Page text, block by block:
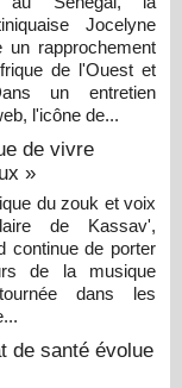
Jocelyne
un rapprochement
de l'Ouest et
un entretien
l'icône de...
de vivre
»
du zouk et voix
de Kassav',
continue de porter
de la musique
dans les
de santé évolue